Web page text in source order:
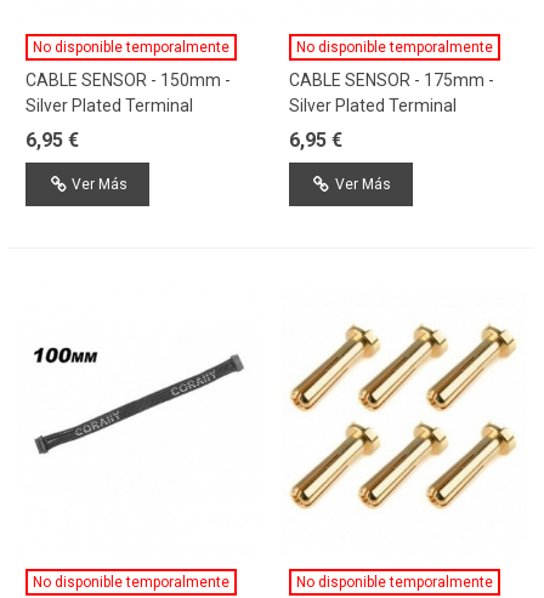
No disponible temporalmente
CABLE SENSOR - 150mm -
Silver Plated Terminal
6,95 €
Ver Más
No disponible temporalmente
CABLE SENSOR - 175mm -
Silver Plated Terminal
6,95 €
Ver Más
No disponible temporalmente No disponible temporalmente